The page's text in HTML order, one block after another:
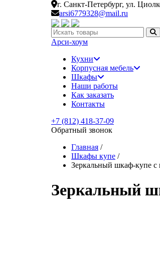
г. Санкт-Петербург, ул.
arsi6779328@mail.ru
Искать:
Арси-хоум
Кухни
Корпусная мебель
Шкафы
Наши работы
Как заказать
Контакты
+7 (812) 418-37-09
Обратный звонок
Главная /
Шкафы купе /
Зеркальный шкаф-купе
Зеркальный